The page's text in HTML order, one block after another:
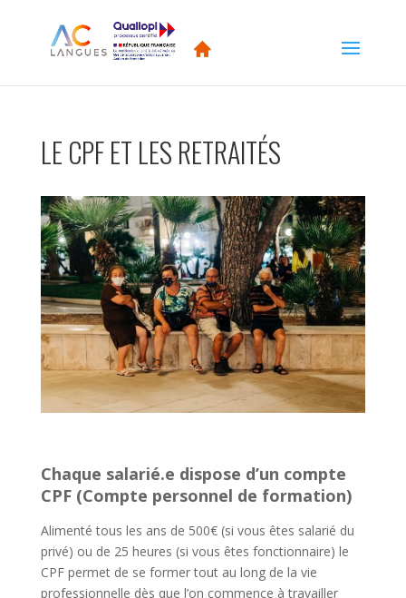
LE CPF ET LES RETRAITÉS
Chaque salarié.e dispose d’un compte
CPF (Compte personnel de formation)
Alimenté tous les ans de 500€ (si vous êtes salarié du
privé) ou de 25 heures (si vous êtes fonctionnaire) le
CPF permet de se former tout au long de la vie
professionnelle dès que l’on commence à travailler